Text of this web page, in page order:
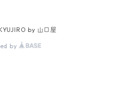
by 山口屋
by